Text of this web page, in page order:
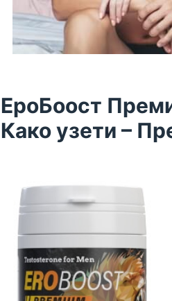
ЕроБоост
Како узети –